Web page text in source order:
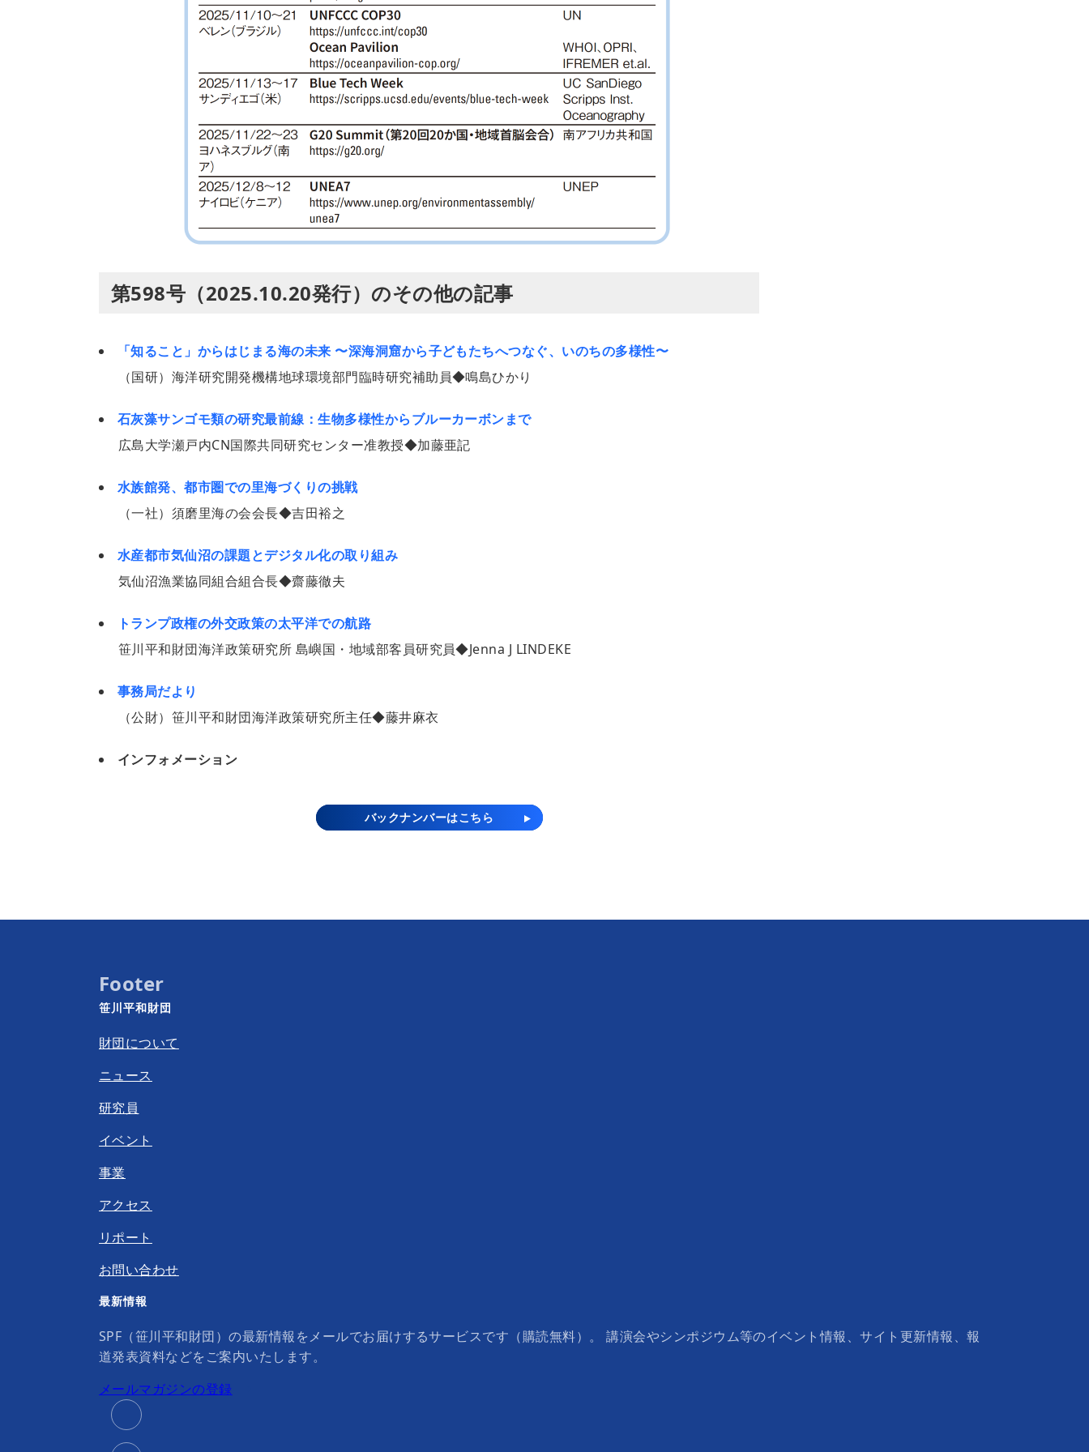
第598号（2025.10.20発行）のその他の記事
「知ること」からはじまる海の未来 〜深海洞窟から子どもたちへつなぐ、いのちの多様性〜
（国研）海洋研究開発機構地球環境部門臨時研究補助員◆鳴島ひかり
石灰藻サンゴモ類の研究最前線：生物多様性からブルーカーボンまで
広島大学瀬戸内CN国際共同研究センター准教授◆加藤亜記
水族館発、都市圏での里海づくりの挑戦
（一社）須磨里海の会会長◆吉田裕之
水産都市気仙沼の課題とデジタル化の取り組み
気仙沼漁業協同組合組合長◆齋藤徹夫
トランプ政権の外交政策の太平洋での航路
笹川平和財団海洋政策研究所 島嶼国・地域部客員研究員◆Jenna J LINDEKE
事務局だより
（公財）笹川平和財団海洋政策研究所主任◆藤井麻衣
インフォメーション
バックナンバーはこちら
Footer
笹川平和財団
財団について
ニュース
研究員
イベント
事業
アクセス
リポート
お問い合わせ
最新情報
SPF（笹川平和財団）の最新情報をメールでお届けするサービスです（購読無料）。 講演会やシンポジウム等のイベント情報、サイト更新情報、報
道発表資料などをご案内いたします。
メールマガジンの登録